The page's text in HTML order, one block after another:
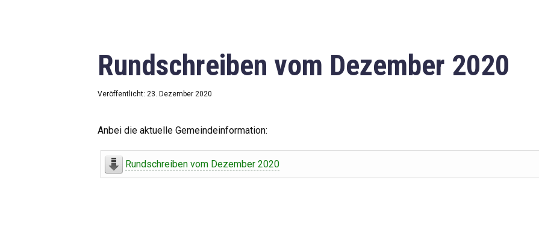
Rundschreiben vom Dezember 2020
Veröffentlicht: 23. Dezember 2020
Anbei die aktuelle Gemeindeinformation:
Rundschreiben vom Dezember 2020